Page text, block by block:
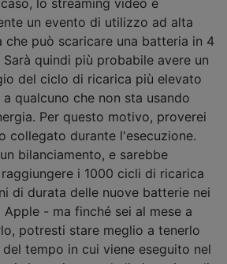
un evento di utilizzo ad alta
che può scaricare una batteria in 4
quindi più probabile avere un
del ciclo di ricarica più elevato
qualcuno che non sta usando
Per questo motivo, proverei
collegato durante l'esecuzione.
bilanciamento, e sarebbe
i 1000 cicli di ricarica
di durata delle nuove batterie nei
- ma finché sei al mese a
potresti stare meglio a tenerlo
del tempo in cui viene eseguito nel